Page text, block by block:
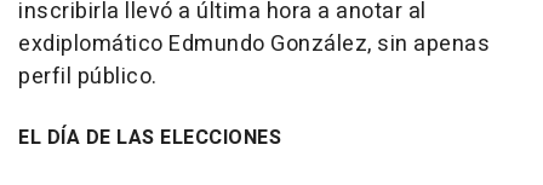
inscribirla llevó a última hora a anotar al
exdiplomático Edmundo González, sin apenas
perfil público.
EL DÍA DE LAS ELECCIONES